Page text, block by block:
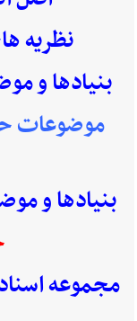
نظریه
بنیادها و
موضوعات
بنیادها و
مجموعه